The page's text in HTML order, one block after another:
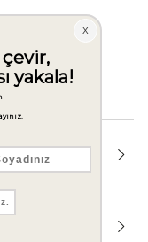
temasından